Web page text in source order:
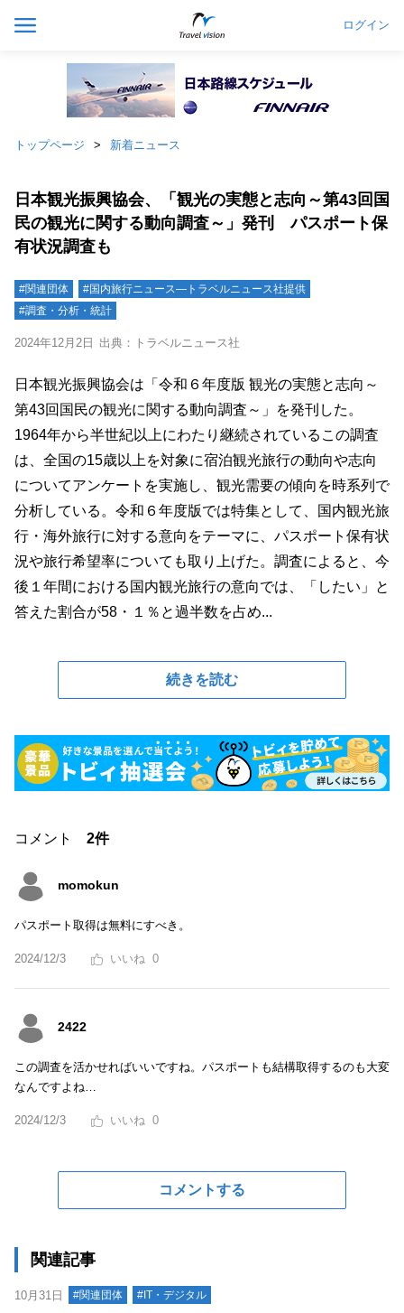
ログイン
トップページ 新着ニュース
日本観光振興協会、「観光の実態と志向～第43回国
民の観光に関する動向調査～」発刊 パスポート保
有状況調査も
#関連団体
#国内旅行ニュース―トラベルニュース社提供
#調査・分析・統計
2024年12月2日 出典：トラベルニュース社
日本観光振興協会は「令和６年度版 観光の実態と志向～
第43回国民の観光に関する動向調査～」を発刊した。
1964年から半世紀以上にわたり継続されているこの調査
は、全国の15歳以上を対象に宿泊観光旅行の動向や志向
についてアンケートを実施し、観光需要の傾向を時系列で
分析している。令和６年度版では特集として、国内観光旅
行・海外旅行に対する意向をテーマに、パスポート保有状
況や旅行希望率についても取り上げた。調査によると、今
後１年間における国内観光旅行の意向では、「したい」と
答えた割合が58・１％と過半数を占め...
続きを読む
コメント 2件
momokun
パスポート取得は無料にすべき。
2024/12/3 0
2422
この調査を活かせればいいですね。パスポートも結構取得するのも大変
なんですよね…
2024/12/3 0
コメントする
関連記事
10月31日 #関連団体 #IT・デジタル